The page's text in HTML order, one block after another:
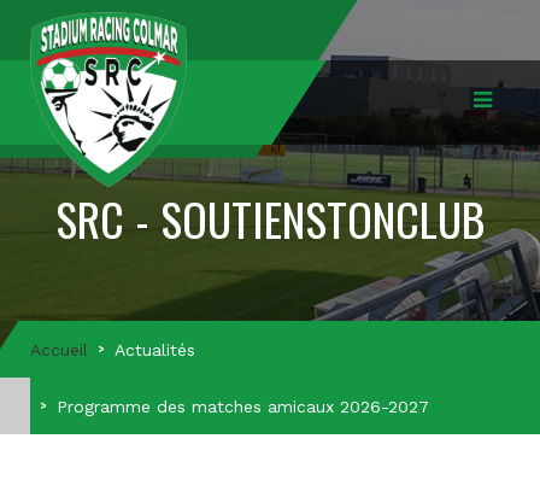
SRC - SOUTIENSTONCLUB
Accueil Actualités
Programme des matches amicaux 2026-2027